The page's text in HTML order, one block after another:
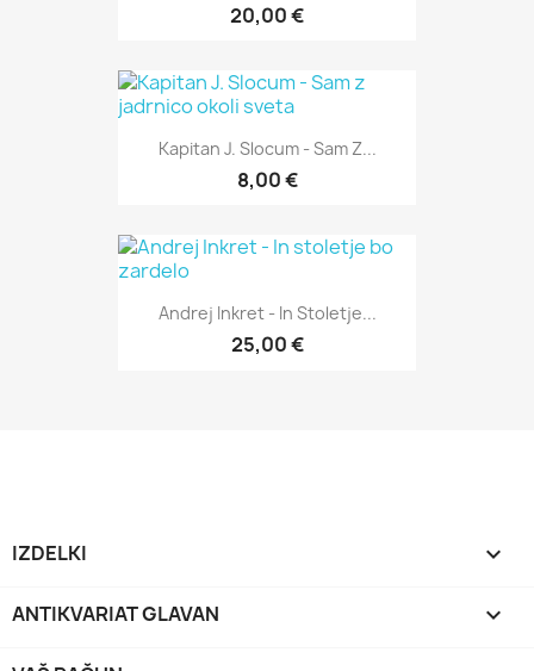
20,00 €
Kapitan J. Slocum - Sam Z...
8,00 €
Andrej Inkret - In Stoletje...
25,00 €
IZDELKI 
ANTIKVARIAT GLAVAN 